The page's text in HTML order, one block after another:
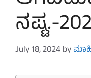
ನಷ್ಟ.-
July 18, 2024by